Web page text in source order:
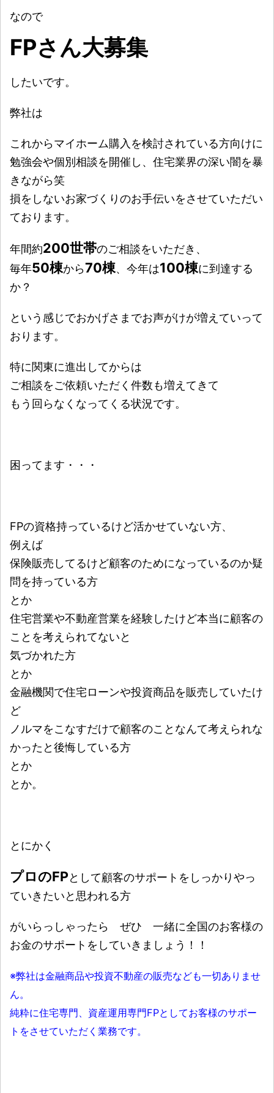
なので
FPさん大募集
したいです。
弊社は
これからマイホーム購入を検討されている方向けに
勉強会や個別相談を開催し、住宅業界の深い闇を暴
きながら笑
損をしないお家づくりのお手伝いをさせていただい
ております。
年間約200世帯のご相談をいただき、
毎年50棟から70棟、今年は100棟に到達する
か？
という感じでおかげさまでお声がけが増えていって
おります。
特に関東に進出してからは
ご相談をご依頼いただく件数も増えてきて
もう回らなくなってくる状況です。
困ってます・・・
FPの資格持っているけど活かせていない方、
例えば
保険販売してるけど顧客のためになっているのか疑
問を持っている方
とか
住宅営業や不動産営業を経験したけど本当に顧客の
ことを考えられてないと
気づかれた方
とか
金融機関で住宅ローンや投資商品を販売していたけ
ど
ノルマをこなすだけで顧客のことなんて考えられな
かったと後悔している方
とか
とか。
とにかく
プロのFPとして顧客のサポートをしっかりやっ
ていきたいと思われる方
がいらっしゃったら ぜひ 一緒に全国のお客様の
お金のサポートをしていきましょう！！
※弊社は金融商品や投資不動産の販売なども一切ありませ
ん。
純粋に住宅専門、資産運用専門FPとしてお客様のサポー
トをさせていただく業務です。